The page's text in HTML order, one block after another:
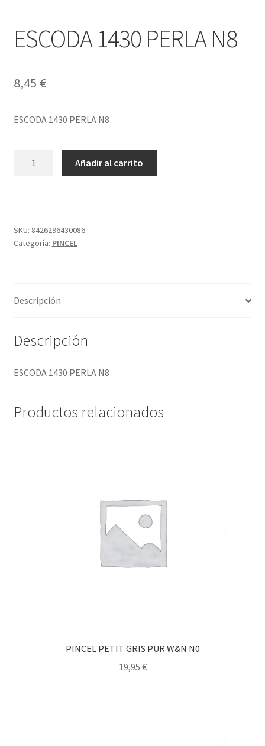
ESCODA 1430 PERLA N8
8,45 €
ESCODA 1430 PERLA N8
Añadir al carrito
SKU: 8426296430086
Categoría: PINCEL
Descripción
Descripción
ESCODA 1430 PERLA N8
Productos relacionados
PINCEL PETIT GRIS PUR W&N N0
19,95 €